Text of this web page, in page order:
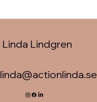
Linda Lindgren
linda@actionlinda.se